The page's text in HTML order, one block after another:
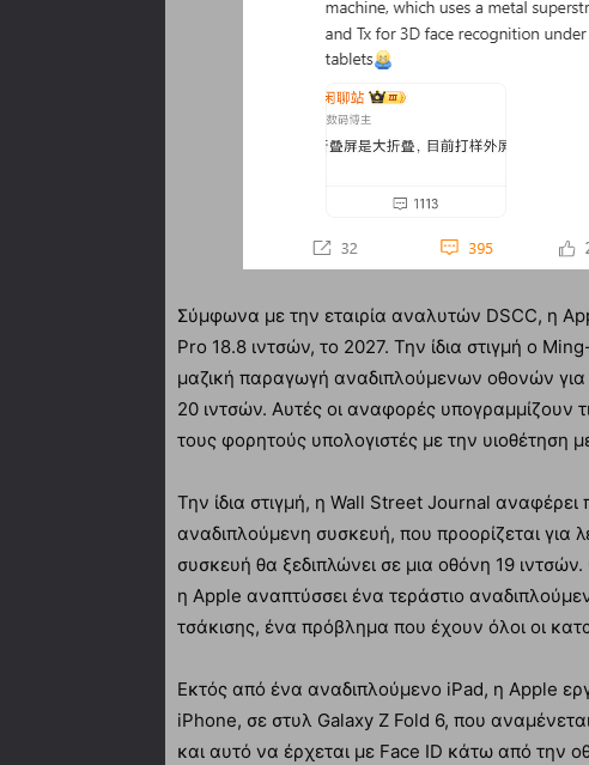
Σύμφωνα με την εταιρία αναλυτών DSCC, η
Pro 18.8 ιντσών, το 2027. Την ίδια στιγμή ο
μαζική παραγωγή αναδιπλούμενων οθονών
20 ιντσών. Αυτές οι αναφορές υπογραμμίζουν
τους φορητούς υπολογιστές με την
Την ίδια στιγμή, η Wall Street Journal
αναδιπλούμενη συσκευή, που προορίζεται για
συσκευή θα ξεδιπλώνει σε μια οθόνη 19
η Apple αναπτύσσει ένα τεράστιο
τσάκισης, ένα πρόβλημα που έχουν όλοι οι
Εκτός από ένα αναδιπλούμενο iPad, η Apple
iPhone, σε στυλ Galaxy Z Fold 6, που
και αυτό να έρχεται με Face ID κάτω από την